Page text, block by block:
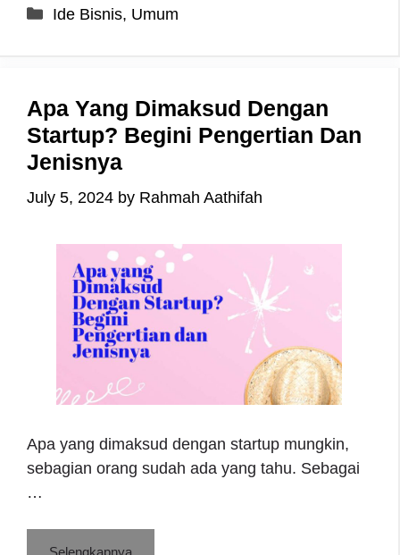
Categories
Ide Bisnis, Umum
Apa Yang Dimaksud Dengan
Startup? Begini Pengertian Dan
Jenisnya
July 5, 2024 by Rahmah Aathifah
Apa yang dimaksud dengan startup mungkin,
sebagian orang sudah ada yang tahu. Sebagai
…